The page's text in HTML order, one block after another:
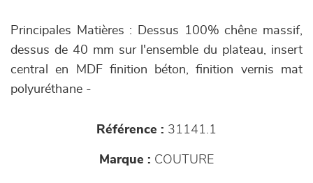
Principales Matières : Dessus 100% chêne massif,
dessus de 40 mm sur l'ensemble du plateau, insert
central en MDF finition béton, finition vernis mat
polyuréthane -
Référence : 31141.1
Marque : COUTURE